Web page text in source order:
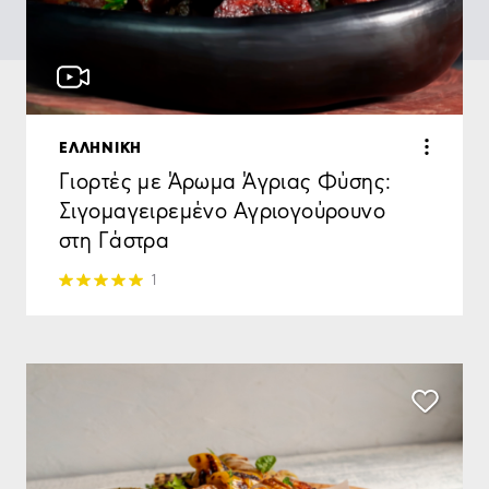
ΕΛΛΗΝΙΚΗ
Γιορτές με Άρωμα Άγριας Φύσης:
Σιγομαγειρεμένο Αγριογούρουνο
στη Γάστρα
1